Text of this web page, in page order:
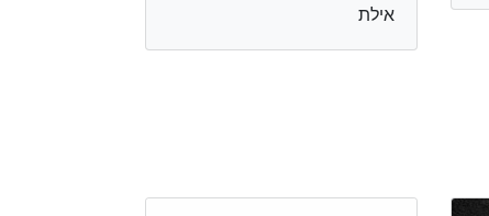
אילת